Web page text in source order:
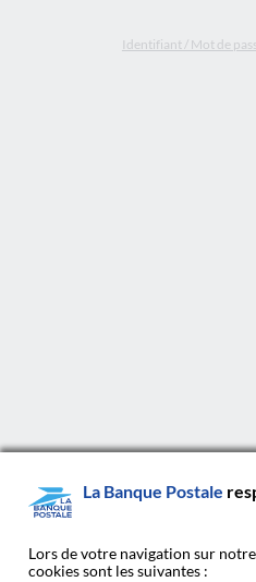
Identifiant / Mot de
La Banque Postale
Lors de votre navigation sur
cookies sont les suivantes :